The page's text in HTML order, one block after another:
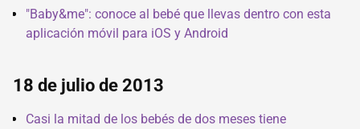
"Baby&me": conoce al bebé que llevas dentro con esta
aplicación móvil para iOS y Android
18 de julio de 2013
Casi la mitad de los bebés de dos meses tiene